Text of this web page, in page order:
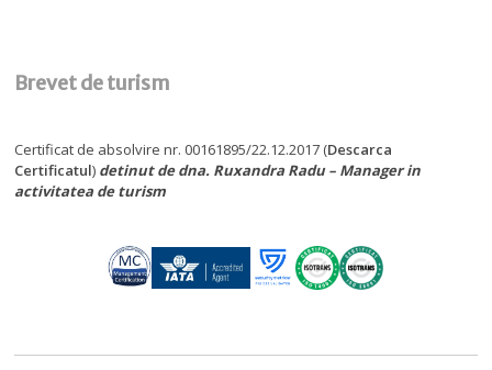
Brevet de turism
Certificat de absolvire nr. 00161895/22.12.2017 (Descarca
Certificatul) detinut de dna. Ruxandra Radu – Manager in
activitatea de turism